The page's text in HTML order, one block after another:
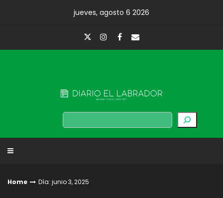
jueves, agosto 6 2026
Buscar
Home Día: junio 3, 2025